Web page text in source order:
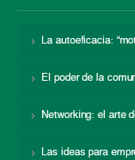
La autoeficacia:
El poder de la
Networking: el arte
Las ideas para